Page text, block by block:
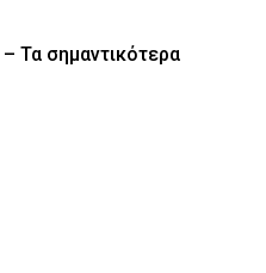
Τα σημαντικότερα